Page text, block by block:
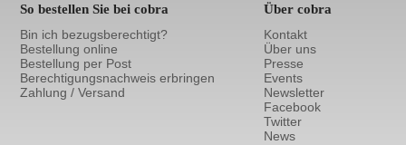
So bestellen Sie bei cobra
Bin ich bezugsberechtigt?
Bestellung online
Bestellung per Post
Berechtigungsnachweis erbringen
Zahlung / Versand
Über cobra
Kontakt
Über uns
Presse
Events
Newsletter
Facebook
Twitter
News